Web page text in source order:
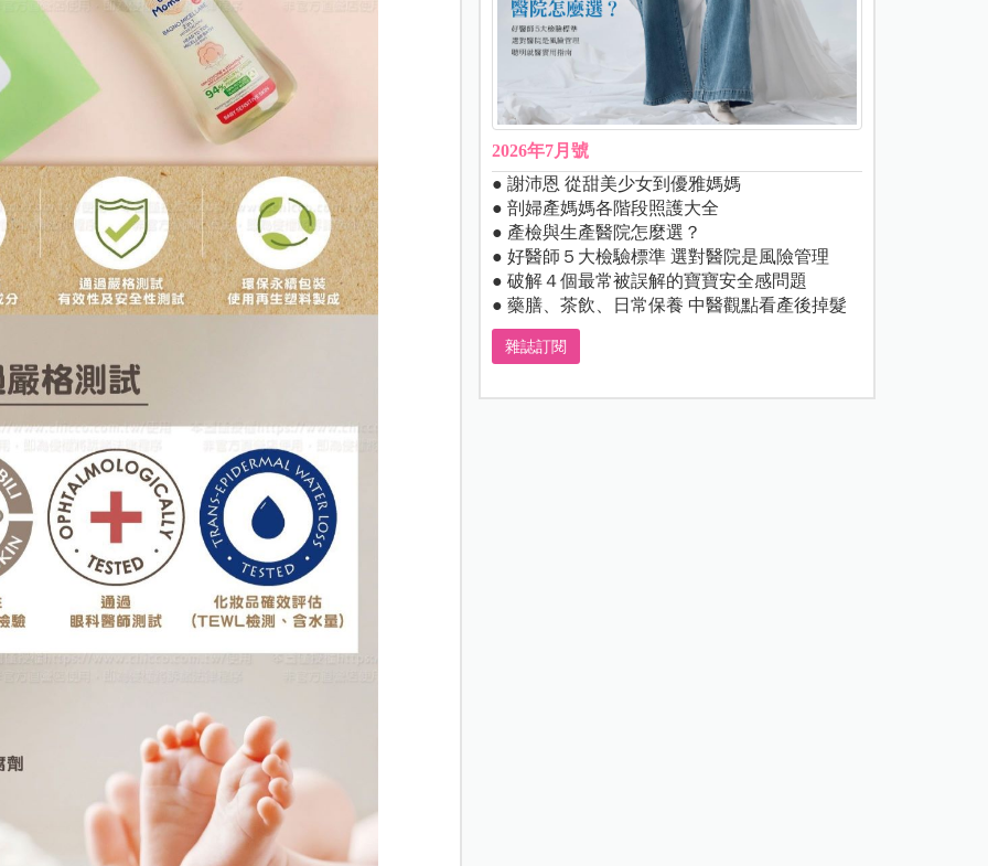
2026年7月號
● 謝沛恩 從甜美少女到優雅媽媽
● 剖婦產媽媽各階段照護大全
● 產檢與生產醫院怎麼選？
● 好醫師５大檢驗標準 選對醫院是風險管理
● 破解４個最常被誤解的寶寶安全感問題
● 藥膳、茶飲、日常保養 中醫觀點看產後掉髮
雜誌訂閱